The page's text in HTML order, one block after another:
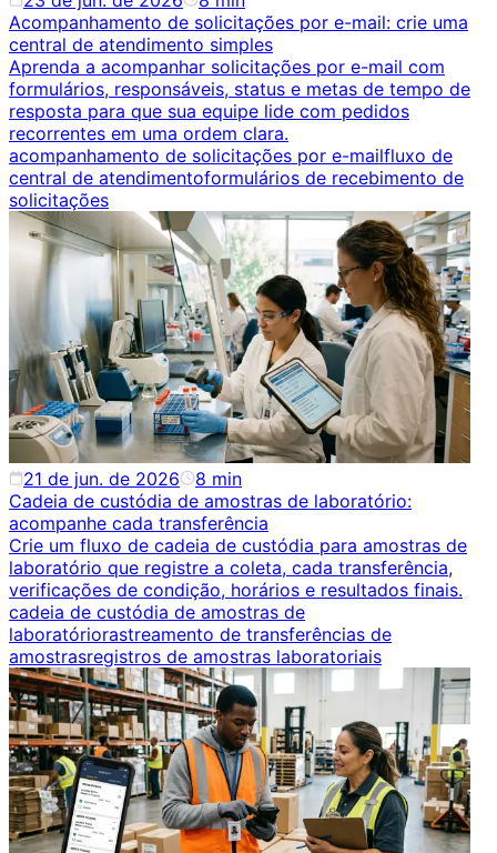
Acompanhamento de solicitações por e-mail: crie uma
central de atendimento simples
Aprenda a acompanhar solicitações por e-mail com
formulários, responsáveis, status e metas de tempo de
resposta para que sua equipe lide com pedidos
recorrentes em uma ordem clara.
acompanhamento de solicitações por e-mailfluxo de
central de atendimentoformulários de recebimento de
solicitações
21 de jun. de 2026 8 min
Cadeia de custódia de amostras de laboratório:
acompanhe cada transferência
Crie um fluxo de cadeia de custódia para amostras de
laboratório que registre a coleta, cada transferência,
verificações de condição, horários e resultados finais.
cadeia de custódia de amostras de
laboratóriorastreamento de transferências de
amostrasregistros de amostras laboratoriais